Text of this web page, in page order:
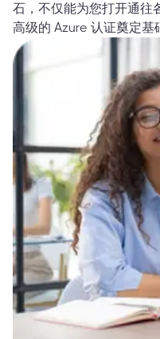
石，不仅能为您打开通往
高级的 Azure 认证奠定基